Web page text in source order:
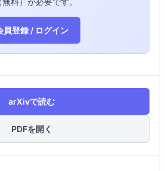
員登録 / ログイン
arXivで読む
PDFを開く